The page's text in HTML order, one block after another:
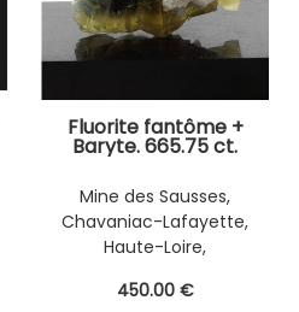
Fluorite fantôme +
Baryte. 665.75 ct.
Mine des Sausses,
Chavaniac-Lafayette,
Haute-Loire,
Alpes, France
450.00 €